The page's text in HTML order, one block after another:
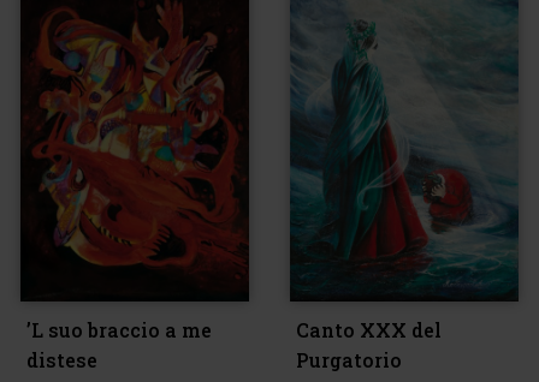
’L suo braccio a me
distese
Canto XXX del
Purgatorio